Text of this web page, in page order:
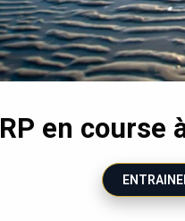
RP en course